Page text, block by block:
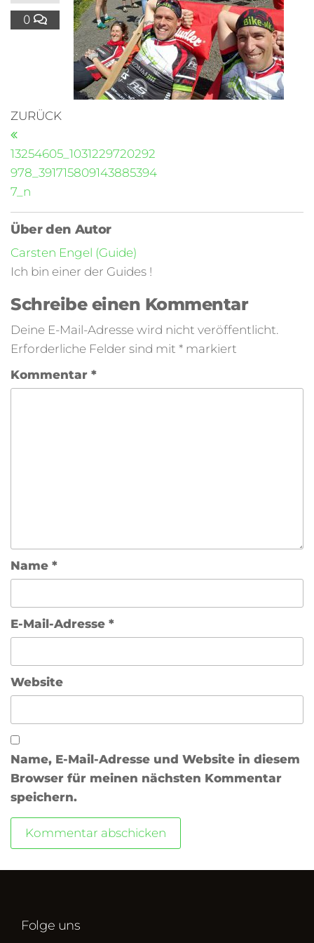
0
ZURÜCK
13254605_1031229720292
978_391715809143885394
7_n
Über den Autor
Carsten Engel (Guide)
Ich bin einer der Guides !
Schreibe einen Kommentar
Deine E-Mail-Adresse wird nicht veröffentlicht.
Erforderliche Felder sind mit * markiert
Kommentar *
Name *
E-Mail-Adresse *
Website
Name, E-Mail-Adresse und Website in diesem
Browser für meinen nächsten Kommentar
speichern.
Folge uns